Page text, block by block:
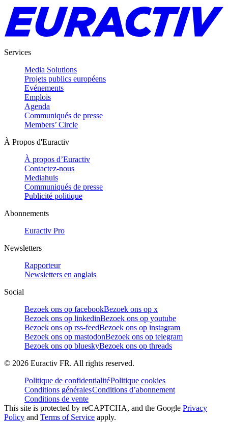
Services
Media Solutions
Projets publics européens
Evénements
Emplois
Agenda
Communiqués de presse
Members’ Circle
À Propos d'Euractiv
À propos d’Euractiv
Contactez-nous
Mediahuis
Communiqués de presse
Publicité politique
Abonnements
Euractiv Pro
Newsletters
Rapporteur
Newsletters en anglais
Social
Bezoek ons op facebookBezoek ons op x
Bezoek ons op linkedinBezoek ons op youtube
Bezoek ons op rss-feedBezoek ons op instagram
Bezoek ons op mastodonBezoek ons op telegram
Bezoek ons op blueskyBezoek ons op threads
© 2026 Euractiv FR. All rights reserved.
Politique de confidentialitéPolitique cookies
Conditions généralesConditions d’abonnement
Conditions de vente
This site is protected by reCAPTCHA, and the Google Privacy
Policy and Terms of Service apply.